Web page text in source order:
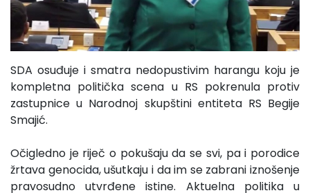
SDA osuđuje i smatra nedopustivim harangu koju je
kompletna politička scena u RS pokrenula protiv
zastupnice u Narodnoj skupštini entiteta RS Begije
Smajić.
Očigledno je riječ o pokušaju da se svi, pa i porodice
žrtava genocida, ušutkaju i da im se zabrani iznošenje
pravosudno utvrđene istine. Aktuelna politika u